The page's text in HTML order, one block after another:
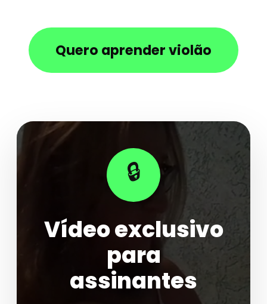
Quero aprender violão
🔒
Vídeo exclusivo
para
assinantes